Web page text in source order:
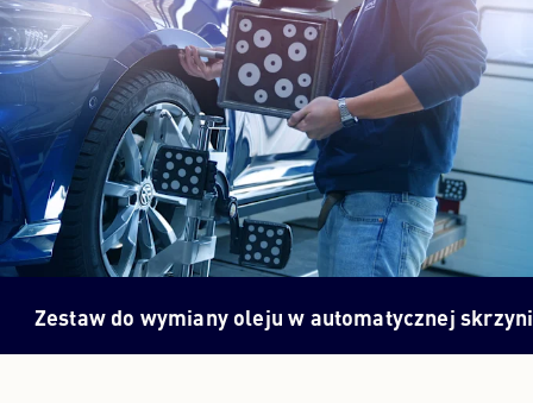
O nas
Content Hub
Prasa
Kariera
Newsletter
do wymiany oleju w automatycznej skrzyni biegów?